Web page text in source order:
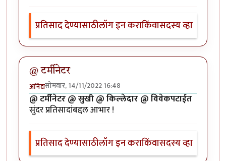
प्रतिसाद देण्यासाठीलॉग इन कराकिंवासदस्य व्हा
@ टर्मीनेटर
अनिंद्यसोमवार, 14/11/2022 16:48
@ टर्मीनेटर @ सुखी @ किल्लेदार @ विवेकपटाईत
सुंदर प्रतिसादांबद्दल आभार !
प्रतिसाद देण्यासाठीलॉग इन कराकिंवासदस्य व्हा